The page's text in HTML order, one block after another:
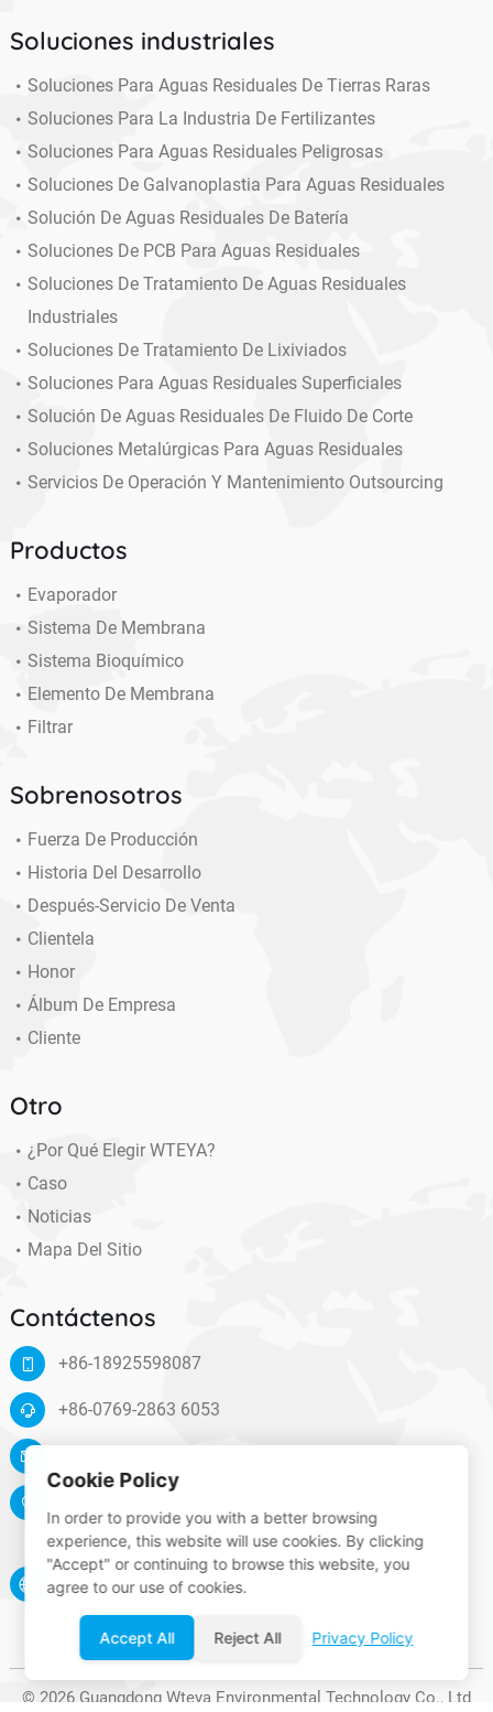
Soluciones industriales
Soluciones Para Aguas Residuales De Tierras Raras
Soluciones Para La Industria De Fertilizantes
Soluciones Para Aguas Residuales Peligrosas
Soluciones De Galvanoplastia Para Aguas Residuales
Solución De Aguas Residuales De Batería
Soluciones De PCB Para Aguas Residuales
Soluciones De Tratamiento De Aguas Residuales
Industriales
Soluciones De Tratamiento De Lixiviados
Soluciones Para Aguas Residuales Superficiales
Solución De Aguas Residuales De Fluido De Corte
Soluciones Metalúrgicas Para Aguas Residuales
Servicios De Operación Y Mantenimiento Outsourcing
Productos
Evaporador
Sistema De Membrana
Sistema Bioquímico
Elemento De Membrana
Filtrar
Sobrenosotros
Fuerza De Producción
Historia Del Desarrollo
Después-Servicio De Venta
Clientela
Honor
Álbum De Empresa
Cliente
Otro
¿Por Qué Elegir WTEYA?
Caso
Noticias
Mapa Del Sitio
Contáctenos
+86-18925598087
+86-0769-2863 6053
District, Dongguan, Guangdong, China
www.wteya.com
© 2026 Guangdong Wteya Environmental Technology Co., Ltd
Cookie Policy
In order to provide you with a better browsing
experience, this website will use cookies. By clicking
"Accept" or continuing to browse this website, you
agree to our use of cookies.
Accept All Reject All Privacy Policy